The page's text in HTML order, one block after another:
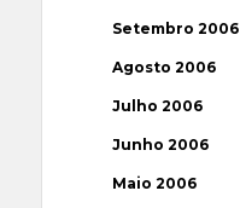
Setembro 2006
Agosto 2006
Julho 2006
Junho 2006
Maio 2006